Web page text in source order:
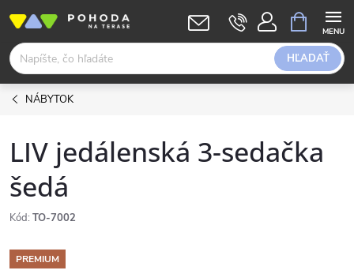
obsah
HĽADAŤ
KOŠÍK
NÁBYTOK
LIV jedálenská 3-sedačka
šedá
Kód: TO-7002
PREMIUM